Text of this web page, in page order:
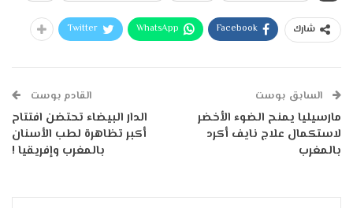
شارك Facebook
WhatsApp
Twitter
السابق بوست
مارسيليا يمنح الضوء الأخضر
لاستكمال علاج نايف أكرد
بالمغرب
القادم بوست
الدار البيضاء تحتضن افتتاح
أكبر تظاهرة لطب الأسنان
بالمغرب وإفريقيا !